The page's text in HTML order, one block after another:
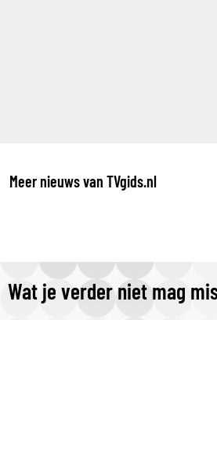
Meer nieuws van TVgids.nl
Wat je verder niet mag